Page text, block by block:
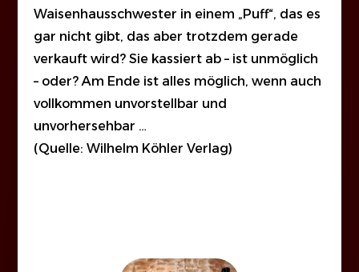
Waisenhausschwester in einem „Puff“, das es
gar nicht gibt, das aber trotzdem gerade
verkauft wird? Sie kassiert ab – ist unmöglich
– oder? Am Ende ist alles möglich, wenn auch
vollkommen unvorstellbar und
unvorhersehbar …
(Quelle: Wilhelm Köhler Verlag)